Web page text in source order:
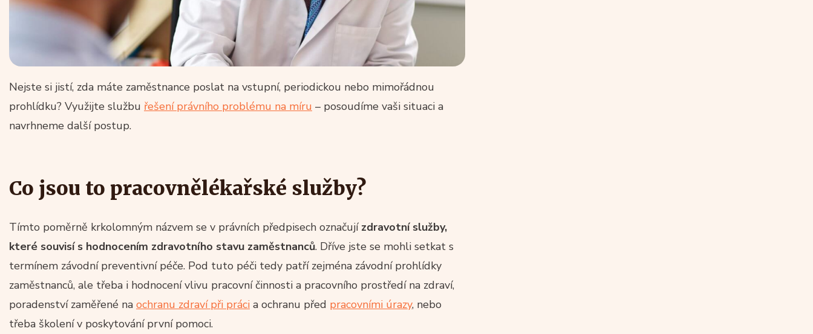
Nejste si jistí, zda máte zaměstnance poslat na vstupní, periodickou nebo mimořádnou
prohlídku? Využijte službu řešení právního problému na míru – posoudíme vaši situaci a
navrhneme další postup.
Co jsou to pracovnělékařské služby?
Tímto poměrně krkolomným názvem se v právních předpisech označují zdravotní služby,
které souvisí s hodnocením zdravotního stavu zaměstnanců. Dříve jste se mohli setkat s
termínem závodní preventivní péče. Pod tuto péči tedy patří zejména závodní prohlídky
zaměstnanců, ale třeba i hodnocení vlivu pracovní činnosti a pracovního prostředí na zdraví,
poradenství zaměřené na ochranu zdraví při práci a ochranu před pracovními úrazy, nebo
třeba školení v poskytování první pomoci.